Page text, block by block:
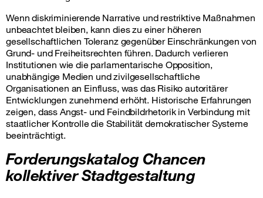
Wenn diskriminierende Narrative und restriktive Maßnahmen
unbeachtet bleiben, kann dies zu einer höheren
gesellschaftlichen Toleranz gegenüber Einschränkungen von
Grund- und Freiheitsrechten führen. Dadurch verlieren
Institutionen wie die parlamentarische Opposition,
unabhängige Medien und zivilgesellschaftliche
Organisationen an Einfluss, was das Risiko autoritärer
Entwicklungen zunehmend erhöht. Historische Erfahrungen
zeigen, dass Angst- und Feindbildrhetorik in Verbindung mit
staatlicher Kontrolle die Stabilität demokratischer Systeme
beeinträchtigt.
Forderungskatalog Chancen
kollektiver Stadtgestaltung